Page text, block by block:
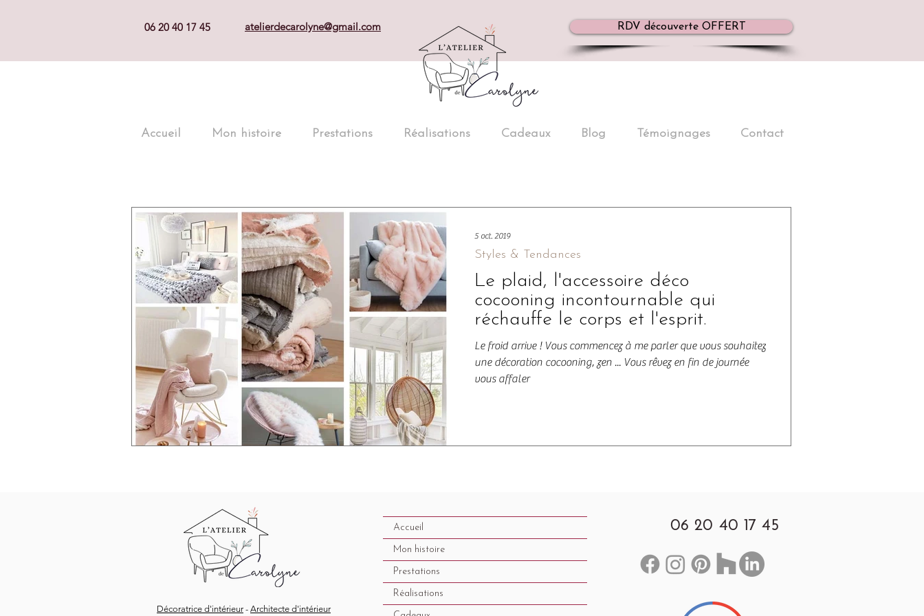
06 20 40 17 45 atelierdecarolyne@gmail.com RDV découverte OFFERT
Accueil Mon histoire Prestations Réalisations Cadeaux Blog Témoignages Contact
Le plaid, l'accessoire déco
cocooning incontournable qui
réchauffe le corps et l'esprit.
Le froid arrive ! Vous commencez à me parler que vous souhaitez
une décoration cocooning, zen ... Vous rêvez en fin de journée
vous affaler
Styles & Tendances
5 oct. 2019
Décoratrice d'intérieur- Architecte d'intérieur
Accueil
Mon histoire
Prestations
Réalisations
06 20 40 17 45